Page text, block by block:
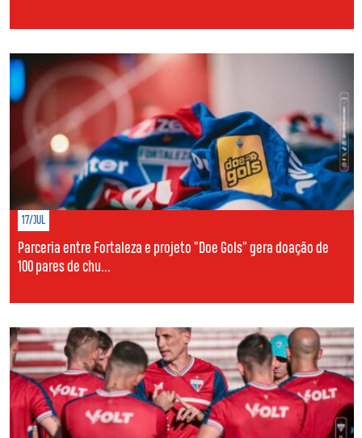
17/JUL
Parceria entre Fortaleza e projeto "Doe Gols" gera doação de
100 pares de chu...